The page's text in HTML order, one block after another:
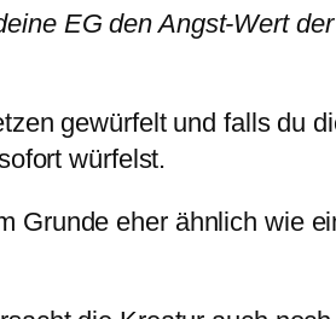
EG den Angst-Wert
gewürfelt und falls du
würfelst.
eher ähnlich wie